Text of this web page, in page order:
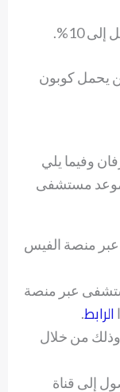
10%.
يحمل كوبون
وفيما يلي
مستشفى
منصة الفيس
عبر منصة
الرابط.
وذلك من خلال
إلى قناة